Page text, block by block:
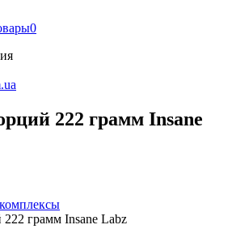
0
222 грамм Insane
222 грамм Insane Labz